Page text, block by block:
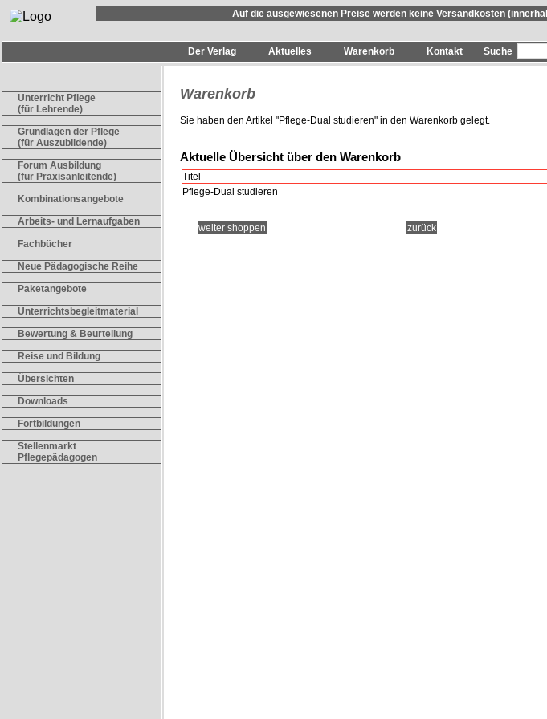
Auf die ausgewiesenen Preise werden keine Versandkosten
Der Verlag Aktuelles Warenkorb Kontakt
Unterricht Pflege
(für Lehrende)
Grundlagen der Pflege
(für Auszubildende)
Forum Ausbildung
(für Praxisanleitende)
Kombinationsangebote
Arbeits- und Lernaufgaben
Fachbücher
Neue Pädagogische Reihe
Paketangebote
Unterrichtsbegleitmaterial
Bewertung & Beurteilung
Reise und Bildung
Übersichten
Downloads
Fortbildungen
Stellenmarkt
Pflegepädagogen
Warenkorb
Sie haben den Artikel "Pflege-Dual studieren" in den Warenkorb gelegt.
Aktuelle Übersicht über den Warenkorb
Titel
Pflege-Dual studieren
weiter shoppen zurück